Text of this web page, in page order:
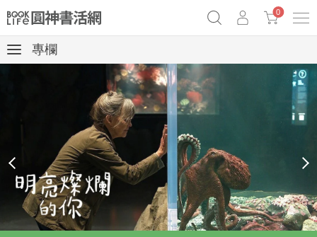
原子習慣實踐本
69折奇蹟套組
Netflix話題章魚小說！
0
專欄
prev next